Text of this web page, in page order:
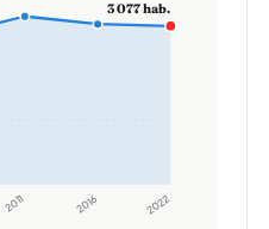
2011 2016 2022
3 077 hab.